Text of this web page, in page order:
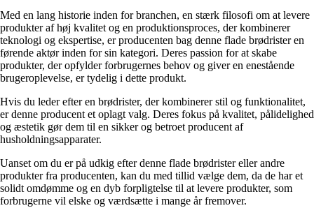
Med en lang historie inden for branchen, en stærk filosofi om at levere
produkter af høj kvalitet og en produktionsproces, der kombinerer
teknologi og ekspertise, er producenten bag denne flade brødrister en
førende aktør inden for sin kategori. Deres passion for at skabe
produkter, der opfylder forbrugernes behov og giver en enestående
brugeroplevelse, er tydelig i dette produkt.
Hvis du leder efter en brødrister, der kombinerer stil og funktionalitet,
er denne producent et oplagt valg. Deres fokus på kvalitet, pålidelighed
og æstetik gør dem til en sikker og betroet producent af
husholdningsapparater.
Uanset om du er på udkig efter denne flade brødrister eller andre
produkter fra producenten, kan du med tillid vælge dem, da de har et
solidt omdømme og en dyb forpligtelse til at levere produkter, som
forbrugerne vil elske og værdsætte i mange år fremover.